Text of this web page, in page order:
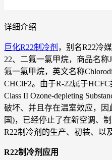
详细介绍
巨化R22制冷剂 ，别名R22冷
22、二氟一氯甲烷，商品名称
氟一氯甲烷，英文名称
CHClF2。由于R-22属于
Class II Ozone-depleting
破坏、并且存在温室效应，
国)，已经停止了在新空调、
R22制冷剂的生产、初装、以
R22制冷剂应用